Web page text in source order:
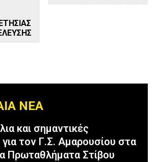
ΝΕΑ
και σημαντικές
για τον Γ.Σ. Αμαρουσίου στα
Πρωταθλήματα Στίβου